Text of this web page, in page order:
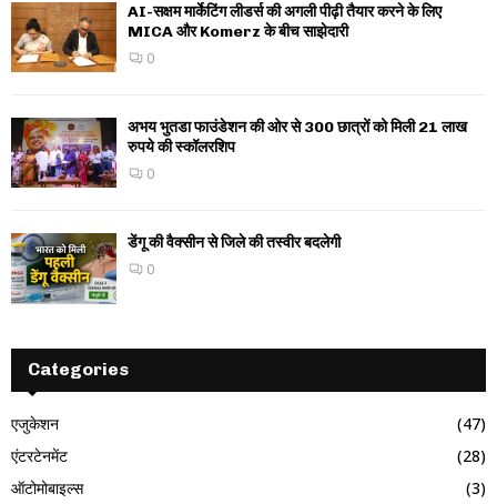
AI-सक्षम मार्केटिंग लीडर्स की अगली पीढ़ी तैयार करने के लिए
MICA और Komerz के बीच साझेदारी
0
अभय भुतडा फाउंडेशन की ओर से 300 छात्रों को मिली 21 लाख
रुपये की स्कॉलरशिप
0
डेंगू की वैक्सीन से जिले की तस्वीर बदलेगी
0
Categories
एजुकेशन
(47)
एंटरटेनमेंट
(28)
ऑटोमोबाइल्स
(3)